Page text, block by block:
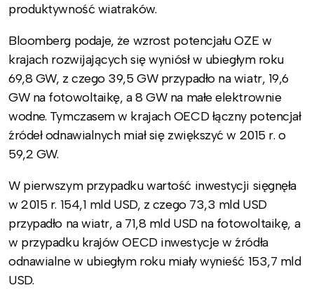
produktywność wiatraków.
Bloomberg podaje, że wzrost potencjału OZE w
krajach rozwijających się wyniósł w ubiegłym roku
69,8 GW, z czego 39,5 GW przypadło na wiatr, 19,6
GW na fotowoltaikę, a 8 GW na małe elektrownie
wodne. Tymczasem w krajach OECD łączny potencjał
źródeł odnawialnych miał się zwiększyć w 2015 r. o
59,2 GW.
W pierwszym przypadku wartość inwestycji sięgnęła
w 2015 r. 154,1 mld USD, z czego 73,3 mld USD
przypadło na wiatr, a 71,8 mld USD na fotowoltaikę, a
w przypadku krajów OECD inwestycje w źródła
odnawialne w ubiegłym roku miały wynieść 153,7 mld
USD.